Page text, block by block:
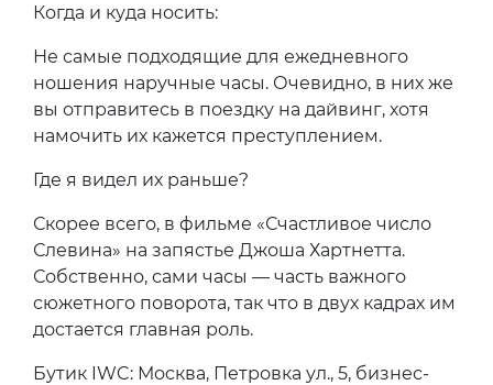
Когда и куда носить:
Не самые подходящие для ежедневного
ношения наручные часы. Очевидно, в них же
вы отправитесь в поездку на дайвинг, хотя
намочить их кажется преступлением.
Где я видел их раньше?
Скорее всего, в фильме «Счастливое число
Слевина» на запястье Джоша Хартнетта.
Собственно, сами часы — часть важного
сюжетного поворота, так что в двух кадрах им
достается главная роль.
Бутик IWC: Москва, Петровка ул., 5, бизнес-